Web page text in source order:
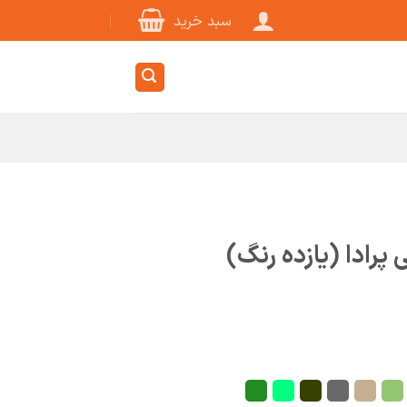
سبد خرید
(یازده رنگ)